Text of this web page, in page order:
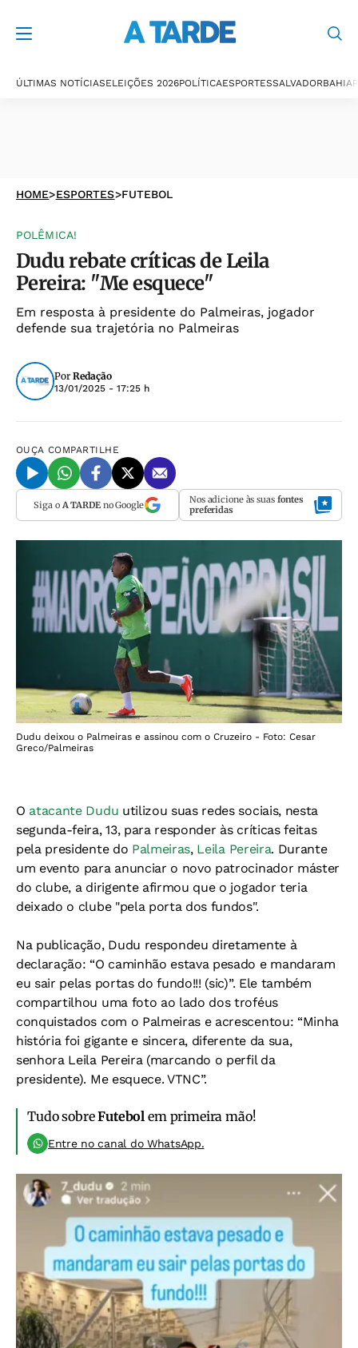
ÚLTIMAS NOTÍCIASELEIÇÕES 2026POLÍTICAESPORTESSALVADORBAHIA
HOME>ESPORTES>FUTEBOL
POLÊMICA!
Dudu rebate críticas de Leila
Pereira: "Me esquece"
Em resposta à presidente do Palmeiras, jogador
defende sua trajetória no Palmeiras
Por Redação
13/01/2025 - 17:25 h
OUÇA COMPARTILHE
Siga o A TARDEno Google Nos adicione às suas fontes
preferidas
Dudu deixou o Palmeiras e assinou com o Cruzeiro - Foto: Cesar
Greco/Palmeiras
O atacante Dudu utilizou suas redes sociais, nesta
segunda-feira, 13, para responder às críticas feitas
pela presidente do Palmeiras, Leila Pereira. Durante
um evento para anunciar o novo patrocinador máster
do clube, a dirigente afirmou que o jogador teria
deixado o clube "pela porta dos fundos".
Na publicação, Dudu respondeu diretamente à
declaração: “O caminhão estava pesado e mandaram
eu sair pelas portas do fundo!!! (sic)”. Ele também
compartilhou uma foto ao lado dos troféus
conquistados com o Palmeiras e acrescentou: “Minha
história foi gigante e sincera, diferente da sua,
senhora Leila Pereira (marcando o perfil da
presidente). Me esquece. VTNC”.
Tudo sobreFutebol em primeira mão!
Entre no canal do WhatsApp.